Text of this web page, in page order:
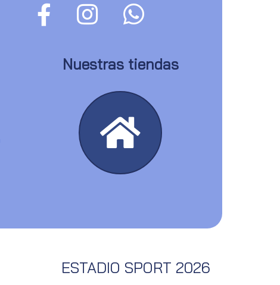
Nuestras tiendas
ESTADIO SPORT 2026